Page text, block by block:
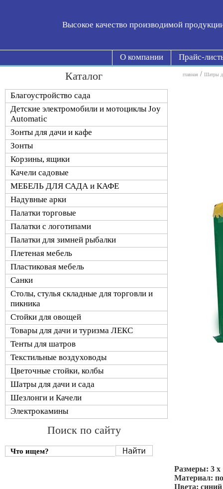
Высокое качество производимой
О компании Прайс-
Каталог
Благоустройство сада
Детские электромобили и мотоциклы Joy
Automatic
Зонты для дачи и кафе
Зонты
Корзины, ящики
Качели садовые
МЕБЕЛЬ ДЛЯ САДА и КАФЕ
Надувные арки
Палатки торговые
Палатки с логотипами
Палатки для зимней рыбалки
Плетеная мебель
Пластиковая мебель
Санки
Столы, стулья складные для торговли и
пикника
Стойки для овощей
Товары для дачи и туризма ЛЕКС
Тенты для шатров
Текстильные воздуховоды
Цветочные стойки, колбы
Шатры для дачи и сада
Шезлонги и Качели
Электрокамины
Поиск по сайту
главная / Шатры
Размеры: 3 х
Материал:
Цвета: синий